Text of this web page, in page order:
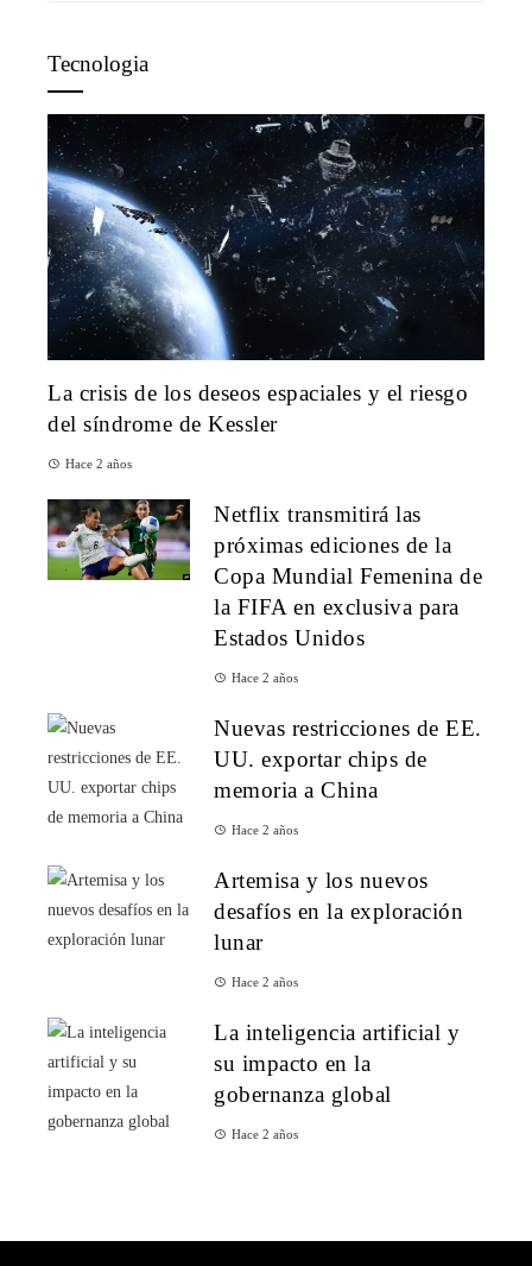
Tecnologia
La crisis de los deseos espaciales y el riesgo
del síndrome de Kessler
Hace 2 años
Netflix transmitirá las
próximas ediciones de la
Copa Mundial Femenina de
la FIFA en exclusiva para
Estados Unidos
Hace 2 años
Nuevas restricciones de EE.
UU. exportar chips de
memoria a China
Hace 2 años
Artemisa y los nuevos
desafíos en la exploración
lunar
Hace 2 años
La inteligencia artificial y
su impacto en la
gobernanza global
Hace 2 años